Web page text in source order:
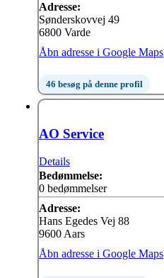
Adresse:
Sønderskovvej 49
6800 Varde
Åbn adresse i Google Maps
46 besøg på denne profil
AO Service
Details
Bedømmelse:
0 bedømmelser
Adresse:
Hans Egedes Vej 88
9600 Aars
Åbn adresse i Google Maps